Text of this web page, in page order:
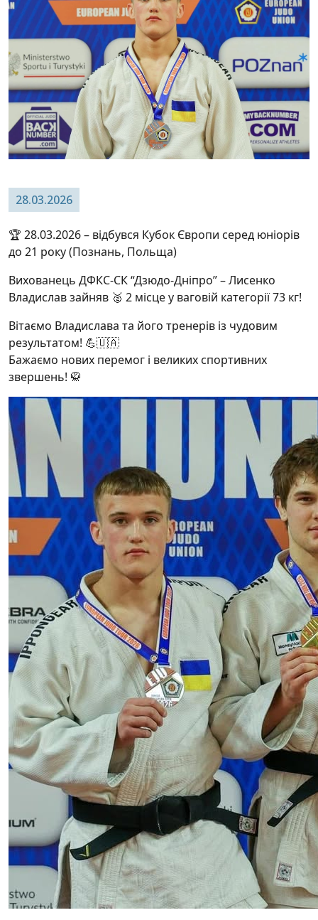
28.03.2026
🏆 28.03.2026 – відбувся Кубок Європи серед юніорів
до 21 року (Познань, Польща)
Вихованець ДФКС-СК “Дзюдо-Дніпро” – Лисенко
Владислав зайняв 🥈 2 місце у ваговій категорії 73 кг!
Вітаємо Владислава та його тренерів із чудовим
результатом! 💪🇺🇦
Бажаємо нових перемог і великих спортивних
звершень! 🥋